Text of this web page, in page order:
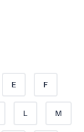
E F
L M